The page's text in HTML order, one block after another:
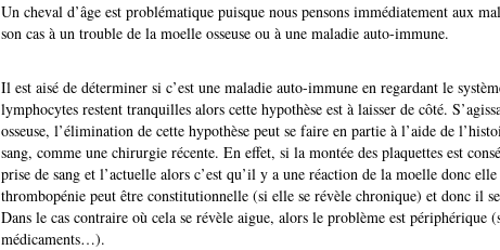
Un cheval d’âge est problématique puisque nous pensons immédiatement aux
son cas à un trouble de la moelle osseuse ou à une maladie auto-immune.
Il est aisé de déterminer si c’est une maladie auto-immune en regardant le
lymphocytes restent tranquilles alors cette hypothèse est à laisser de côté.
osseuse, l’élimination de cette hypothèse peut se faire en partie à l’aide de
sang, comme une chirurgie récente. En effet, si la montée des plaquettes est
prise de sang et l’actuelle alors c’est qu’il y a une réaction de la moelle donc
thrombopénie peut être constitutionnelle (si elle se révèle chronique) et donc il
Dans le cas contraire où cela se révèle aigue, alors le problème est périphérique
médicaments…).